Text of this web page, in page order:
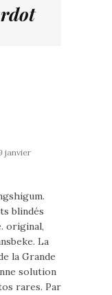
janvier
blindés
original,
La
la Grande
solution
rares. Par